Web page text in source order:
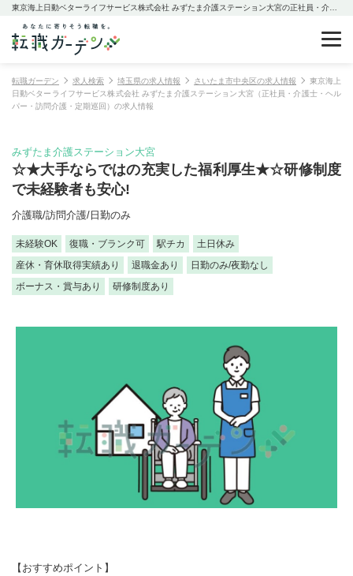
転職ガーデン 求人検索 埼玉県の求人情報 さいたま市中央区の求人情報
東京海上
日動ベターライフサービス株式会社 みずたま介護ステーション大宮（正社員・介護士・ヘル
パー・訪問介護・定期巡回）の求人情報
みずたま介護ステーション大宮
☆★大手ならではの充実した福利厚生★☆研修制度
で未経験者も安心!
介護職/訪問介護/日勤のみ
未経験OK 復職・ブランク可 駅チカ
土日休み
産休・育休取得実績あり
退職金あり
日勤のみ/夜勤なし
ボーナス・賞与あり
研修制度あり
【おすすめポイント】